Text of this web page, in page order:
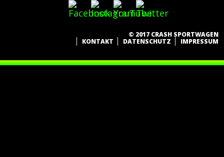
© 2017 CRASH SPORTWAGEN
KONTAKT
DATENSCHUTZ IMPRESSUM